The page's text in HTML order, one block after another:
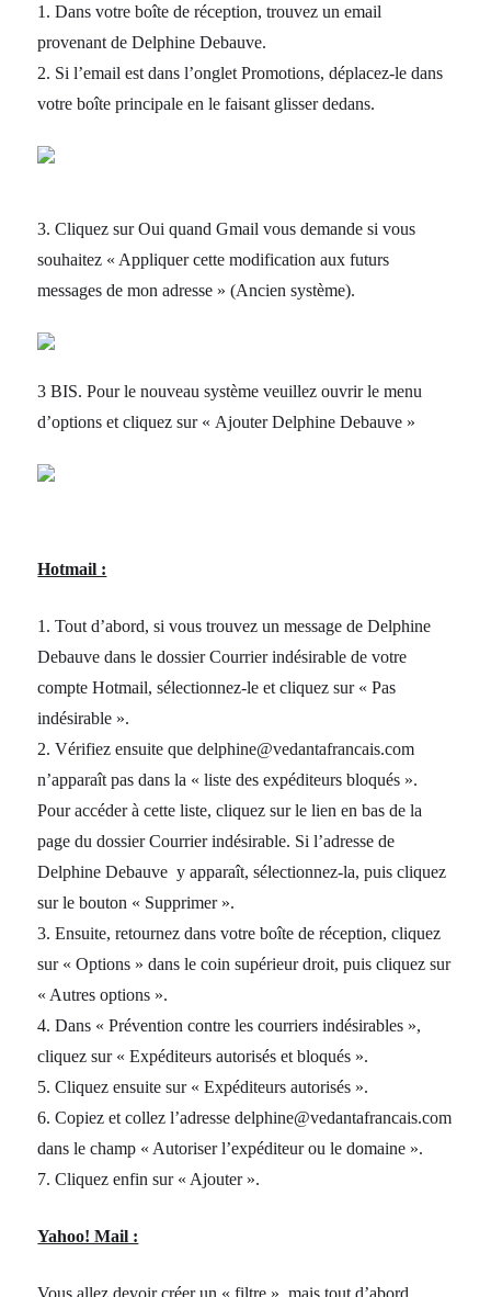
1. Dans votre boîte de réception, trouvez un email
provenant de Delphine Debauve.
2. Si l’email est dans l’onglet Promotions, déplacez-le dans
votre boîte principale en le faisant glisser dedans.
3. Cliquez sur Oui quand Gmail vous demande si vous
souhaitez « Appliquer cette modification aux futurs
messages de mon adresse » (Ancien système).
3 BIS. Pour le nouveau système veuillez ouvrir le menu
d’options et cliquez sur « Ajouter Delphine Debauve »
Hotmail :
1. Tout d’abord, si vous trouvez un message de Delphine
Debauve dans le dossier Courrier indésirable de votre
compte Hotmail, sélectionnez-le et cliquez sur « Pas
indésirable ».
2. Vérifiez ensuite que delphine@vedantafrancais.com
n’apparaît pas dans la « liste des expéditeurs bloqués ».
Pour accéder à cette liste, cliquez sur le lien en bas de la
page du dossier Courrier indésirable. Si l’adresse de
Delphine Debauve y apparaît, sélectionnez-la, puis cliquez
sur le bouton « Supprimer ».
3. Ensuite, retournez dans votre boîte de réception, cliquez
sur « Options » dans le coin supérieur droit, puis cliquez sur
« Autres options ».
4. Dans « Prévention contre les courriers indésirables »,
cliquez sur « Expéditeurs autorisés et bloqués ».
5. Cliquez ensuite sur « Expéditeurs autorisés ».
6. Copiez et collez l’adresse delphine@vedantafrancais.com
dans le champ « Autoriser l’expéditeur ou le domaine ».
7. Cliquez enfin sur « Ajouter ».
Yahoo! Mail :
Vous allez devoir créer un « filtre », mais tout d’abord,